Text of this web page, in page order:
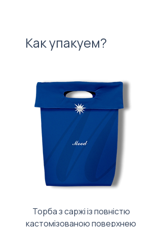
Как упакуем?
Торба з саржі із повністю
кастомізованою поверхнею